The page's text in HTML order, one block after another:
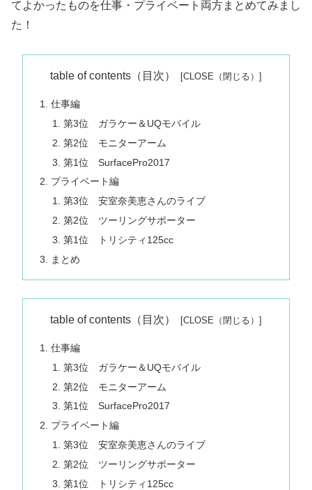
てよかったものを仕事・プライベート両方まとめてみまし
た！
table of contents（目次）
仕事編
第3位 ガラケー＆UQモバイル
第2位 モニターアーム
第1位 SurfacePro2017
プライベート編
第3位 安室奈美恵さんのライブ
第2位 ツーリングサポーター
第1位 トリシティ125cc
まとめ
table of contents（目次）
仕事編
第3位 ガラケー＆UQモバイル
第2位 モニターアーム
第1位 SurfacePro2017
プライベート編
第3位 安室奈美恵さんのライブ
第2位 ツーリングサポーター
第1位 トリシティ125cc